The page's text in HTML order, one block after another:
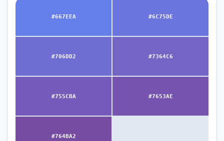
#667EEA #6C75DE
#706DD2 #7364C6
#755CBA #7653AE
#764BA2